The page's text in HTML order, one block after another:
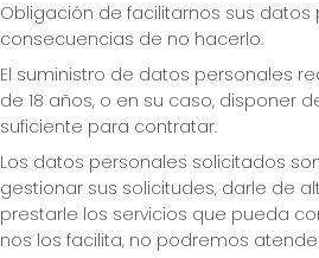
Obligación de facilitarnos sus datos
consecuencias de no hacerlo.
El suministro de datos personales
de 18 años, o en su caso, disponer
suficiente para contratar.
Los datos personales solicitados
gestionar sus solicitudes, darle de
prestarle los servicios que pueda
nos los facilita, no podremos